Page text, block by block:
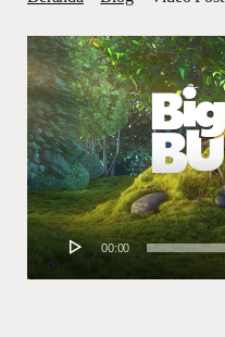
Pemutar
Video
00:00